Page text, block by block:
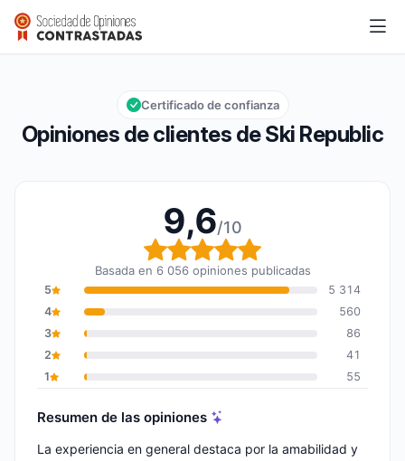
Ski Republic
Calificación global: 9,6 de 10
9,6/10
Opiniones de clientes de Ski Republic
Certificado de confianza
9,6/10
Calificación global: 9,6
Basada en 6 056 opiniones publicadas
5
5 314
4
560
3
86
2
41
1
55
Resumen de las opiniones
La experiencia en general destaca por la amabilidad y